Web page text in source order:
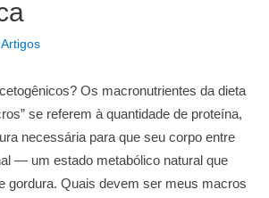
Artigos
Os macronutrientes da dieta
se referem à quantidade de proteína,
necessária para que seu corpo entre
— um estado metabólico natural que
gordura. Quais devem ser meus macros